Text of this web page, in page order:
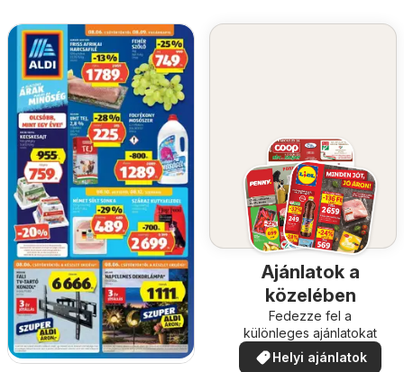
Ajánlatok a
közelében
Fedezze fel a
különleges ajánlatokat
Helyi ajánlatok